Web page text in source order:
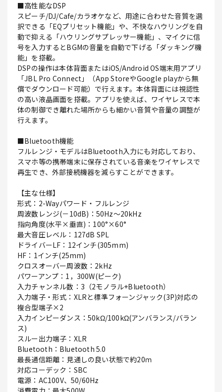
■高性能なDSP
スピーチ/DJ/Cafe/カラオケなど、用途に合わせた音質を選
択できる「EQプリセット機能」や、不快なハウリングを自
動で抑える「ハウリングサプレッサー機能」、マイクに信
号を入力するとBGMの音量を自動で下げる「ダッキング機
能」を搭載。
DSPの操作は本体背面またはiOS/Android OS端末用アプリ
「JBL Pro Connect」（App StoreやGoogle playから無
償でダウンロード可能）で行えます。本体背面には視認性
の高い液晶画面を搭載。アプリを使えば、ワイヤレスで本
体の制御でき離れた場所からも細かい音質や音量の調整が
行えます。
■Bluetooth機能
フルレンジ・モデルはBluetooth入力にも対応しており、
スマホ等の携帯端末に保存されている音楽をワイヤレスで
再生でき、外部接続機器を減らすことができます。
【主な仕様】
形式：2-Wayパワード・フルレンジ
周波数レンジ(－10dB)：50Hz～20kHz
指向角度(水平×垂直)：100°×60°
最大音圧レベル：127dB SPL
ドライバーLF：12インチ(305mm)
HF：1インチ(25mm)
クロスオーバー周波数：2kHz
パワーアンプ：1，300W(ピーク)
入力チャンネル数：3（2モノラル+Bluetooth）
入力端子・形式：XLRと標準フォーンジャック(3P)対応の
複合型端子×2
入力インピーダンス：50kΩ/100kΩ(アンバランス/バラン
ス)
スルー出力端子：XLR
Bluetooth：Bluetooth 5.0
最長通信距離：見通しの良い状態で約20ｍ
対応コーデック：SBC
電源：AC100V、50/60Hz